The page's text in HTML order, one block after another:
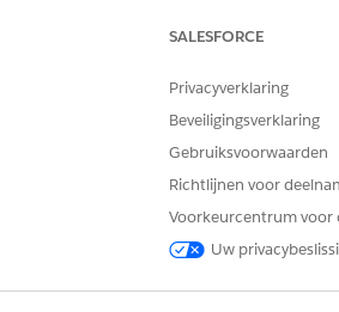
verplichte velden, gerelateerde lijsten
DIT ARTIKEL UW PROBLEEM
ons weten wat we kunnen doen om te
SALESFORCE
Privacyverklaring
Beveiligingsverklaring
Gebruiksvoorwaarden
Richtlijnen voor
Voorkeurcentrum voor
Uw